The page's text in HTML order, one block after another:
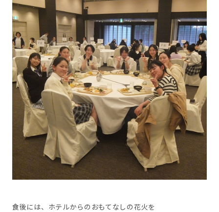
食後には、ホテルからのおもてなしの花火を